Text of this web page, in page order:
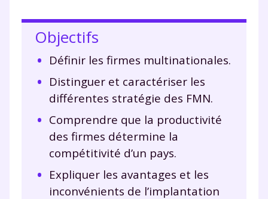
Objectifs
Définir les firmes multinationales.
Distinguer et caractériser les
différentes stratégie des FMN.
Comprendre que la productivité
des firmes détermine la
compétitivité d’un pays.
Expliquer les avantages et les
inconvénients de l’implantation